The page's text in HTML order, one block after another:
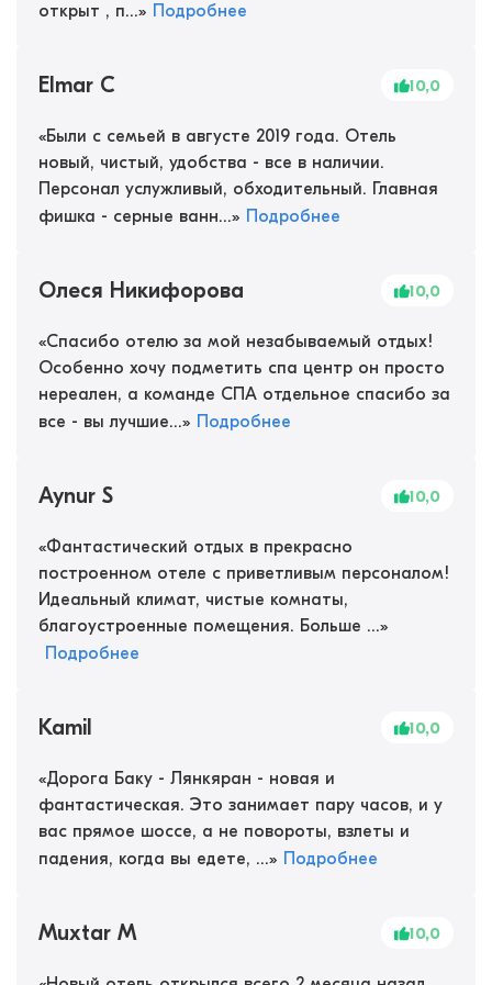
открыт , п...» Подробнее
Elmar C 10,0
«Были с семьей в августе 2019 года. Отель
новый, чистый, удобства - все в наличии.
Персонал услужливый, обходительный. Главная
фишка - серные ванн...» Подробнее
Олеся Никифорова 10,0
«Спасибо отелю за мой незабываемый отдых!
Особенно хочу подметить спа центр он просто
нереален, а команде СПА отдельное спасибо за
все - вы лучшие...» Подробнее
Aynur S 10,0
«Фантастический отдых в прекрасно
построенном отеле с приветливым персоналом!
Идеальный климат, чистые комнаты,
благоустроенные помещения. Больше ...»
Подробнее
Kamil 10,0
«Дорога Баку - Лянкяран - новая и
фантастическая. Это занимает пару часов, и у
вас прямое шоссе, а не повороты, взлеты и
падения, когда вы едете, ...» Подробнее
Muxtar M 10,0